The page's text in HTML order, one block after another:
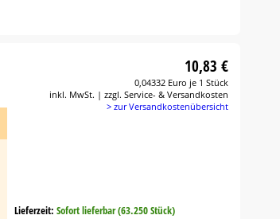
10,83 €
0,04332 Euro je 1 Stück
inkl. MwSt. | zzgl. Service- & Versandkosten
> zur Versandkostenübersicht
Lieferzeit: Sofort lieferbar (63.250 Stück)